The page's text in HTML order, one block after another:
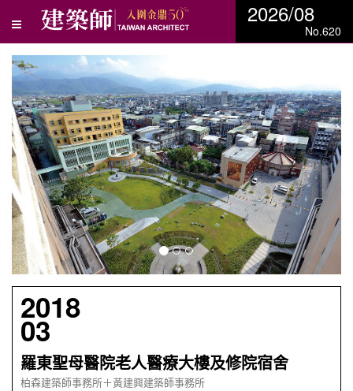
2026/08
No.620
e
x
t
2018
03
羅東聖母醫院老人醫療大樓及修院宿舍
柏森建築師事務所＋黃建興建築師事務所